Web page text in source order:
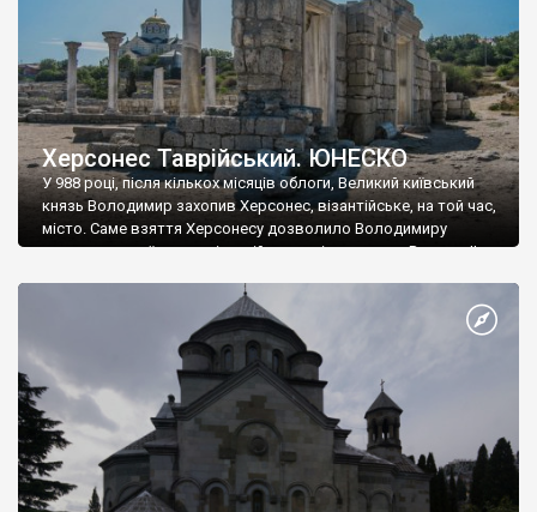
Херсонес Таврійський. ЮНЕСКО
У 988 році, після кількох місяців облоги, Великий київський
князь Володимир захопив Херсонес, візантійське, на той час,
місто. Саме взяття Херсонесу дозволило Володимиру
диктувати свої умови візантійському імператору Василю ІІ, та
Херсонесі Володимир-язичник, став Василем-християнином.
А потім було Хрещення Русі. На честь Херсонесу Таврійського